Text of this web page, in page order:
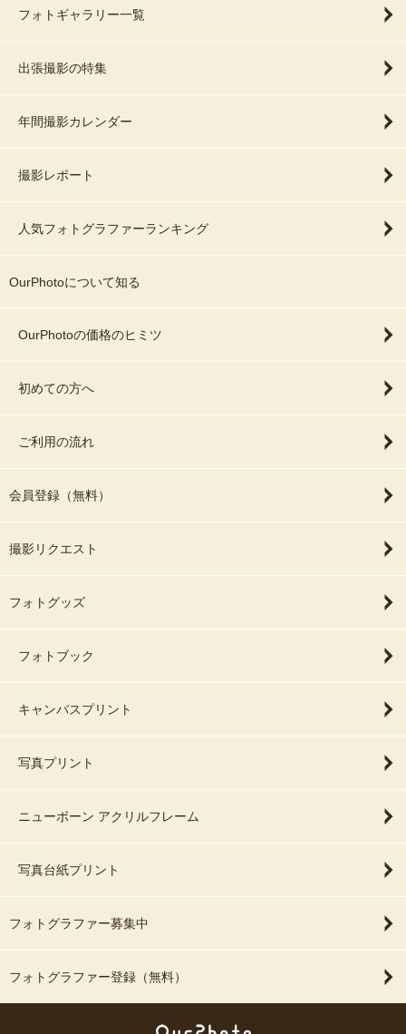
フォトギャラリー一覧
出張撮影の特集
年間撮影カレンダー
撮影レポート
人気フォトグラファーランキング
OurPhotoについて知る
OurPhotoの価格のヒミツ
初めての方へ
ご利用の流れ
会員登録（無料）
撮影リクエスト
フォトグッズ
フォトブック
キャンバスプリント
写真プリント
ニューボーン アクリルフレーム
写真台紙プリント
フォトグラファー募集中
フォトグラファー登録（無料）